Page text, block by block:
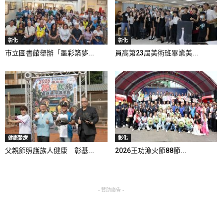
彰化
市立圖書館舉辦「墨彩築夢...
彰化
員高第23屆美術班畢業美...
健康醫療
父親節照護族人健康 彰基...
彰化
2026王功漁火節88節...
- 贊助廣告 -